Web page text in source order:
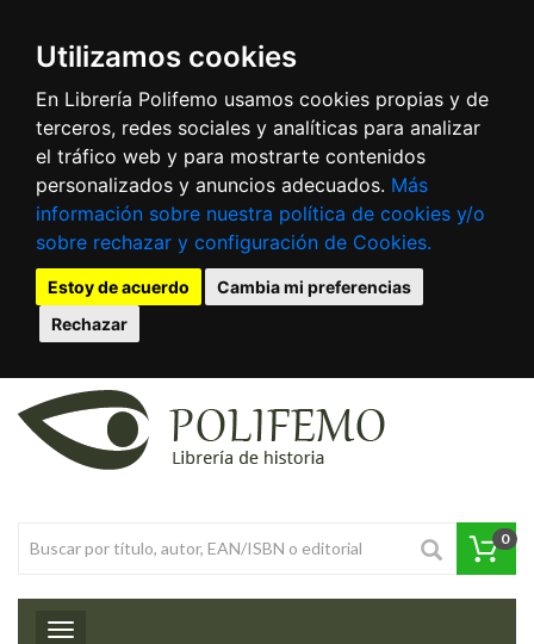
Utilizamos cookies
En Librería Polifemo usamos cookies propias y de
terceros, redes sociales y analíticas para analizar
el tráfico web y para mostrarte contenidos
personalizados y anuncios adecuados. Más
información sobre nuestra política de cookies y/o
sobre rechazar y configuración de Cookies.
Estoy de acuerdo
Cambia mi preferencias
Rechazar
0
Toggle navigation